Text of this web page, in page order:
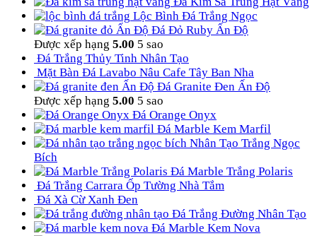
Lộc Bình Đá Trắng Ngọc
Đá Đỏ Ruby Ấn Độ
Được xếp hạng 5.00 5 sao
Đá Trắng Thủy Tinh Nhân Tạo
Mặt Bàn Đá Lavabo Nâu Cafe Tây Ban Nha
Đá Granite Đen Ấn Độ
Được xếp hạng 5.00 5 sao
Đá Orange Onyx
Đá Marble Kem Marfil
Nhân Tạo Trắng Ngọc
Bích
Đá Marble Trắng Polaris
Đá Trắng Carrara Ốp Tường Nhà Tắm
Đá Xà Cừ Xanh Đen
Đá Trắng Đường Nhân Tạo
Đá Marble Kem Nova